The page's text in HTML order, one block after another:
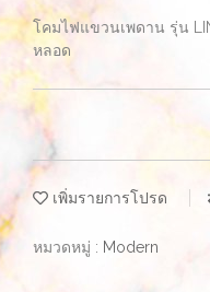
โคมไฟแขวนเพดาน รุ่น
หลอด
เพิ่มรายการโปรด
หมวดหมู่ : Modern